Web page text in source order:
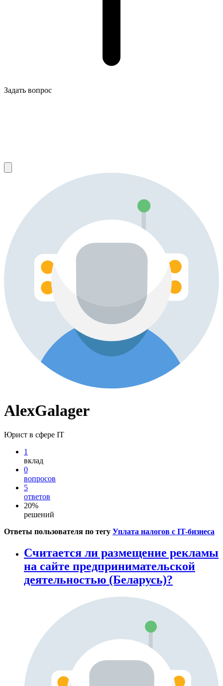
Задать вопрос
AlexGalager
Юрист в сфере IT
1
вклад
0
вопросов
5
ответов
20%
решений
Ответы пользователя по тегу Уплата налогов с IT-бизнеса
Считается ли размещение рекламы
на сайте предпринимательской
деятельностью (Беларусь)?